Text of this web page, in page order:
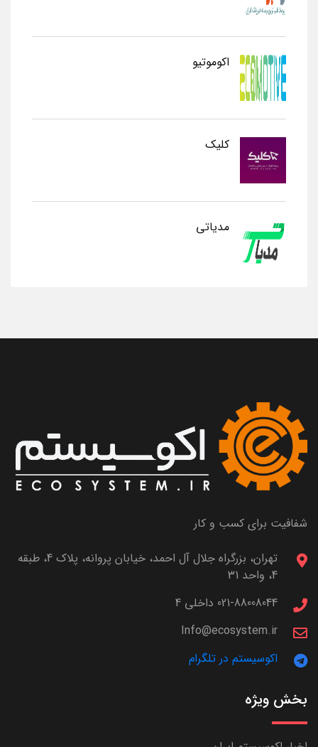
اکوموتیو
کلیک
مدیاتی
شفافیت برای کسب و کار
تهران، بزرگراه جلال آل احمد، خیابان پروانه، پلاک 4، طبقه
4، واحد 31
021-88008044 داخلی 4
Info@ecosystem.ir
اکوسیستم در تلگرام
بخش ویژه